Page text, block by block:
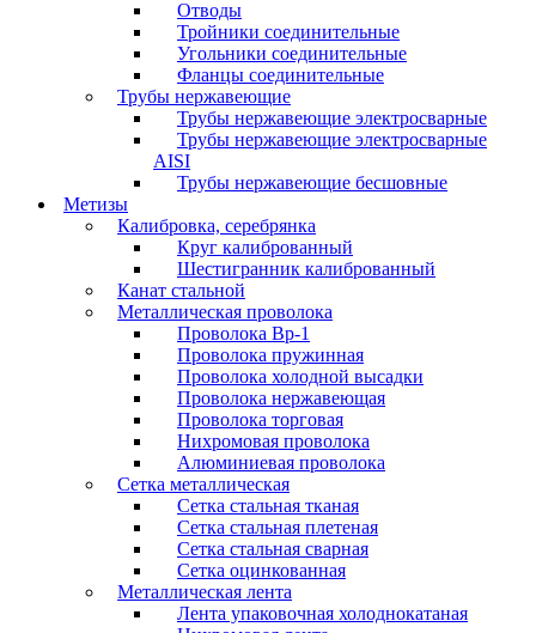
Отводы
Тройники соединительные
Угольники соединительные
Фланцы соединительные
Трубы нержавеющие
Трубы нержавеющие электросварные
Трубы нержавеющие электросварные
AISI
Трубы нержавеющие бесшовные
Метизы
Калибровка, серебрянка
Круг калиброванный
Шестигранник калиброванный
Канат стальной
Металлическая проволока
Проволока Вр-1
Проволока пружинная
Проволока холодной высадки
Проволока нержавеющая
Проволока торговая
Нихромовая проволока
Алюминиевая проволока
Сетка металлическая
Сетка стальная тканая
Сетка стальная плетеная
Сетка стальная сварная
Сетка оцинкованная
Металлическая лента
Лента упаковочная холоднокатаная